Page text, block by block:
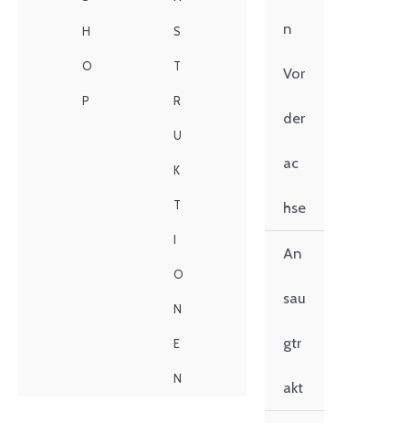
H
O
P
S
T
R
U
K
T
I
O
N
E
N
n
Vor
der
ac
hse
An
sau
gtr
akt